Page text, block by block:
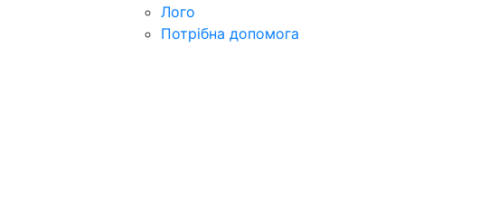
Лого
Потрібна допомога